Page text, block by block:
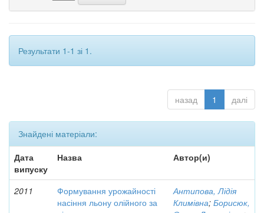
Результати 1-1 зі 1.
назад 1 далі
Знайдені матеріали:
Дата
випуску
Назва Автор(и)
2011
Формування урожайності
насіння льону олійного за
Антипова, Лідія
Климівна; Борисюк,